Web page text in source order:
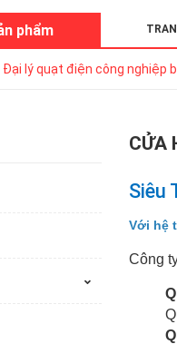
phẩm
Đại lý quạt điện công nghiệp
CỬA
Siêu
Với hệ
Công